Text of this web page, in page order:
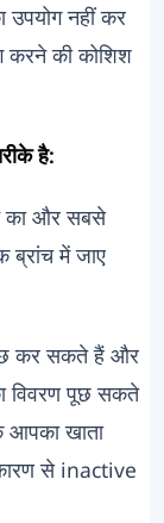
नहीं कर
करने की कोशिश
है:
का और सबसे
में जाए
कर सकते हैं और
विवरण पूछ सकते
आपका खाता
से inactive